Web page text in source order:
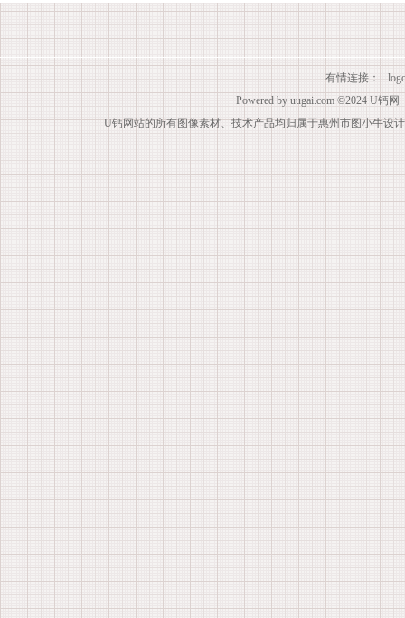
有情连接：
Powered by uugai.com ©2024 U钙网
U钙网站的所有图像素材、技术产品均归属于惠州市图小牛设